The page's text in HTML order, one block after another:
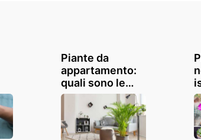
Piante da
appartamento:
quali sono le
migliori da
tenere in casa?